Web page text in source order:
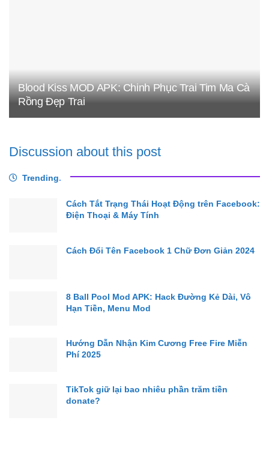
Blood Kiss MOD APK: Chinh Phục Trai Tim Ma Cà
Rồng Đẹp Trai
Discussion about this post
Trending.
Cách Tắt Trạng Thái Hoạt Động trên Facebook:
Điện Thoại & Máy Tính
Cách Đổi Tên Facebook 1 Chữ Đơn Giản 2024
8 Ball Pool Mod APK: Hack Đường Kẻ Dài, Vô
Hạn Tiền, Menu Mod
Hướng Dẫn Nhận Kim Cương Free Fire Miễn
Phí 2025
TikTok giữ lại bao nhiêu phần trăm tiền
donate?